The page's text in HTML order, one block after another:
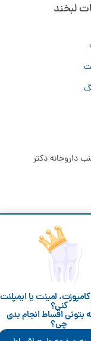
لبخند
داروخانه دکتر
لبخند
لمینت یا ایمپلنت
کنی؟
بتونی اقساط انجام بدی
چی؟